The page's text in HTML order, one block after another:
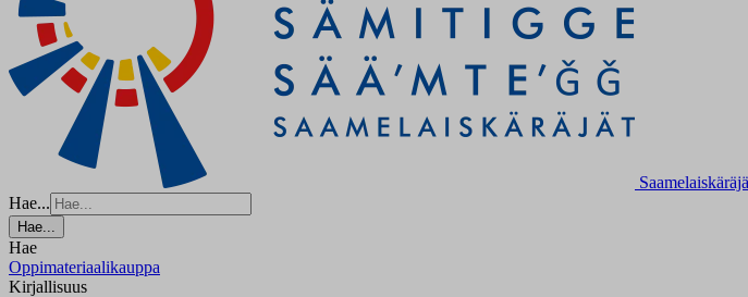
Hae...
Hae...
Hae
Oppimateriaalikauppa
Kirjallisuus